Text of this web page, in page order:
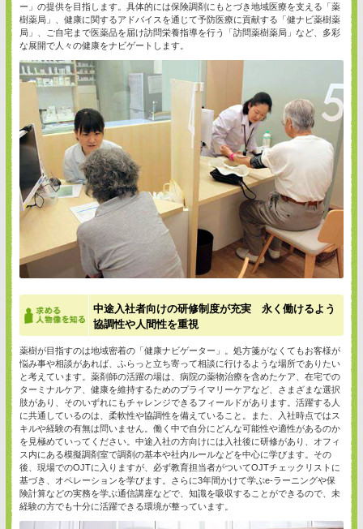
ー」の提供を目指します。具体的には保険調剤にもとづき地域医療を支える「薬
樹薬局」、健康に関するアドバイスを通じて予防医療に貢献する「健ナビ薬樹薬
局」、ご自宅まで医薬品を届け訪問栄養指導を行う「訪問薬樹薬局」など、多彩
な展開で人々の健康をナビゲートします。
中途入社者向けの研修制度が充実 永く働けるよう
協調性や人間性を重視
薬樹が目指すのは地域密着の「健康ナビゲーター」。処方箋がなくてもお客様が
悩み事や相談があれば、ふらっと立ち寄って相談に行けるような場所でありたい
と考えています。薬剤師の活躍の場は、病院の薬物治療を含めたケア、在宅での
ターミナルケア、健康を維持するためのプライマリーケアなど、さまざまな選択
肢があり、そのいずれにもチャレンジできるフィールドがあります。活躍する人
に共通しているのは、柔軟性や協調性を備えていること。また、入社時点ではス
キルや経験の有無は問いません。働く中で自分にどんな可能性や適性があるのか
を見極めていってください。中途入社の方向けには入社後に研修があり、オフィ
ス内にある模擬調剤室で調剤の基本や社内ルールなどを中心に学びます。その
後、現場でのOJTに入りますが、必ず教育担当者がついてOJTチェックリストに
基づき、オペレーションを学びます。さらに3年間かけて学ぶe-ラーニングや保
険計算などの実務を学ぶ通信講座などで、知識を吸収することができるので、未
経験の方でも十分に活躍できる環境が整っています。